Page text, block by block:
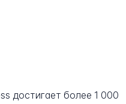
достигает более 1 000